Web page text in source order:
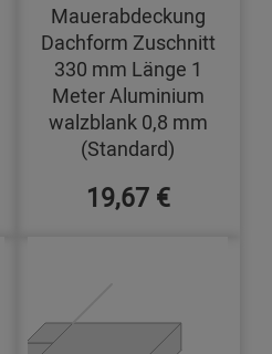
Mauerabdeckung
Dachform Zuschnitt
330 mm Länge 1
Meter Aluminium
walzblank 0,8 mm
(Standard)
19,67 €